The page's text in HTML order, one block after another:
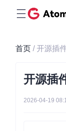
首页 / 开源插
开源插
2026-04-19